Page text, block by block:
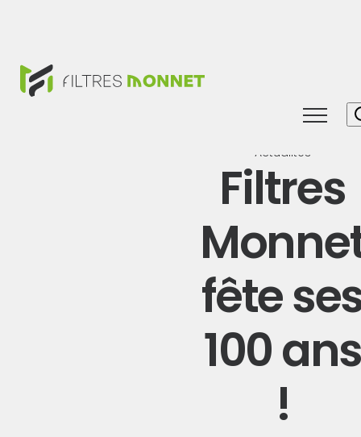
Toggle
Actualités
Filtres
fête
100
!